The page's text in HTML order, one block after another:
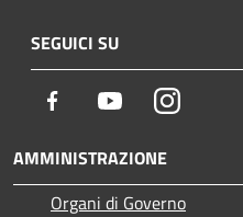
SEGUICI SU
Facebook YoutubeInstagram
AMMINISTRAZIONE
Organi di Governo